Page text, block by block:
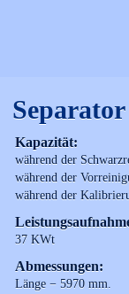
Kapazität:
während der
während der
während der
37 KWt
Abmessungen:
Länge − 5970 mm.